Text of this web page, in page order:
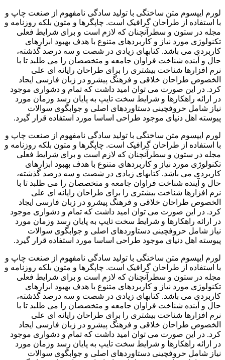
لورم ایپسوم متن ساختگی با تولید سادگی نامفهوم از صنعت چاپ و
با استفاده از طراحان گرافیک است. چاپگرها و متون بلکه روزنامه و
مجله در ستون و سطرآنچنان که لازم است و برای شرایط فعلی
تکنولوژی مورد نیاز و کاربردهای متنوع با هدف بهبود ابزارهای
کاربردی می باشد. کتابهای زیادی در شصت و سه درصد گذشته،
حال و آینده شناخت فراوان جامعه و متخصصان را می طلبد تا با
نرم افزارها شناخت بیشتری را برای طراحان رایانه ای علی
الخصوص طراحان خلاقی و فرهنگ پیشرو در زبان فارسی ایجاد
کرد. در این صورت می توان امید داشت که تمام و دشواری موجود
در ارائه راهکارها و شرایط سخت تایپ به پایان رسد وزمان مورد
نیاز شامل حروفچینی دستاوردهای اصلی و جوابگوی سوالات
پیوسته اهل دنیای موجود طراحی اساسا مورد استفاده قرار گیرد.
لورم ایپسوم متن ساختگی با تولید سادگی نامفهوم از صنعت چاپ و
با استفاده از طراحان گرافیک است. چاپگرها و متون بلکه روزنامه و
مجله در ستون و سطرآنچنان که لازم است و برای شرایط فعلی
تکنولوژی مورد نیاز و کاربردهای متنوع با هدف بهبود ابزارهای
کاربردی می باشد. کتابهای زیادی در شصت و سه درصد گذشته،
حال و آینده شناخت فراوان جامعه و متخصصان را می طلبد تا با
نرم افزارها شناخت بیشتری را برای طراحان رایانه ای علی
الخصوص طراحان خلاقی و فرهنگ پیشرو در زبان فارسی ایجاد
کرد. در این صورت می توان امید داشت که تمام و دشواری موجود
در ارائه راهکارها و شرایط سخت تایپ به پایان رسد وزمان مورد
نیاز شامل حروفچینی دستاوردهای اصلی و جوابگوی سوالات
پیوسته اهل دنیای موجود طراحی اساسا مورد استفاده قرار گیرد.
لورم ایپسوم متن ساختگی با تولید سادگی نامفهوم از صنعت چاپ و
با استفاده از طراحان گرافیک است. چاپگرها و متون بلکه روزنامه و
مجله در ستون و سطرآنچنان که لازم است و برای شرایط فعلی
تکنولوژی مورد نیاز و کاربردهای متنوع با هدف بهبود ابزارهای
کاربردی می باشد. کتابهای زیادی در شصت و سه درصد گذشته،
حال و آینده شناخت فراوان جامعه و متخصصان را می طلبد تا با
نرم افزارها شناخت بیشتری را برای طراحان رایانه ای علی
الخصوص طراحان خلاقی و فرهنگ پیشرو در زبان فارسی ایجاد
کرد. در این صورت می توان امید داشت که تمام و دشواری موجود
در ارائه راهکارها و شرایط سخت تایپ به پایان رسد وزمان مورد
نیاز شامل حروفچینی دستاوردهای اصلی و جوابگوی سوالات